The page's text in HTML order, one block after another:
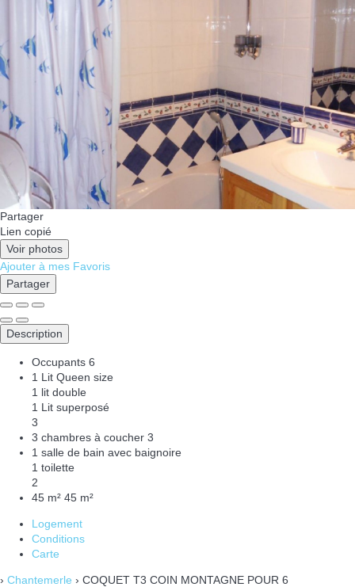
Partager
Lien copié
Voir photos
Ajouter à mes Favoris
Partager
Description
Occupants 6
1 Lit Queen size
1 lit double
1 Lit superposé
3
3 chambres à coucher 3
1 salle de bain avec baignoire
1 toilette
2
45 m² 45 m²
Logement
Conditions
Carte
› Chantemerle › COQUET T3 COIN MONTAGNE POUR 6